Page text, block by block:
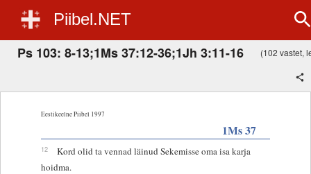
Piibel.NET
Ps 103: 8-13;1Ms 37:12-36;1Jh 3:11-16 (102 vastet,
Eestikeelne Piibel 1997
1Ms 37
12
Kord olid ta vennad läinud Sekemisse oma isa karja
hoidma.